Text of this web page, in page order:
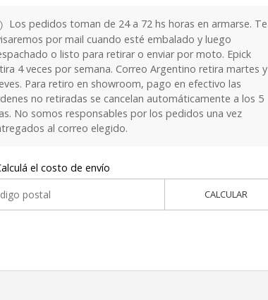
Los pedidos toman de 24 a 72 hs horas en armarse. Te
por mail cuando esté embalado y luego
o listo para retirar o enviar por moto. Epick
4 veces por semana. Correo Argentino retira martes y
Para retiro en showroom, pago en efectivo las
no retiradas se cancelan automáticamente a los 5
No somos responsables por los pedidos una vez
al correo elegido.
el costo de envío
CALCULAR